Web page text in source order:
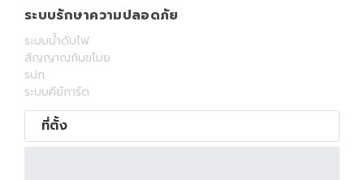
ระบบรักษาความปลอดภัย
ระบบน้ำดับไฟ
สัญญาณกันขโมย
รปภ.
ระบบคีย์การ์ด
ที่ตั้ง